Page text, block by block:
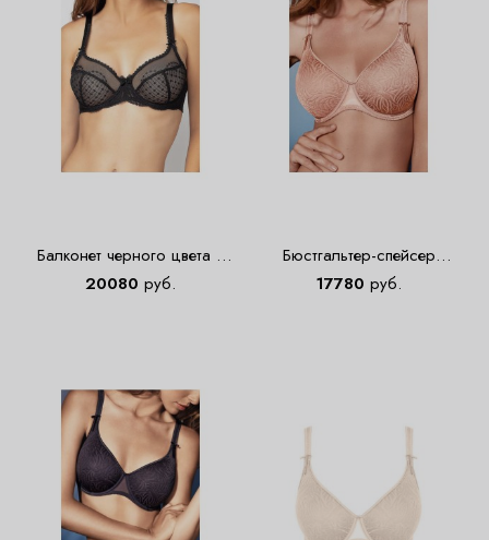
Балконет черного цвета с
узором в горошек 08191
20080 руб.
Бюстгальтер-спейсер
Empreinte 40173
17780 руб.